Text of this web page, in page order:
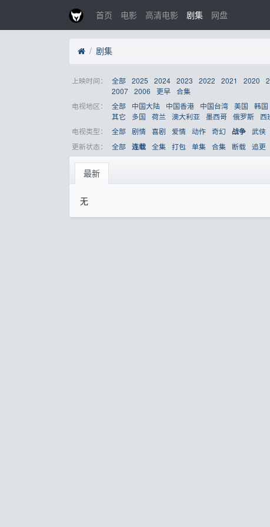
首页 电影 高清电影 剧集 网盘
剧集
上映时间： 全部 2025 2024 2023 2022 2021 2020
2007 2006 更早 合集
电视地区：
全部 中国大陆 中国香港 中国台湾 美国 韩国
其它
多国 荷兰 澳大利亚 墨西哥 俄罗斯 西
电视类型：
全部 剧情 喜剧 爱情 动作 奇幻 战争 武侠
更新状态：
全部 连载 全集 打包 单集 合集 断载 追更
最新
无